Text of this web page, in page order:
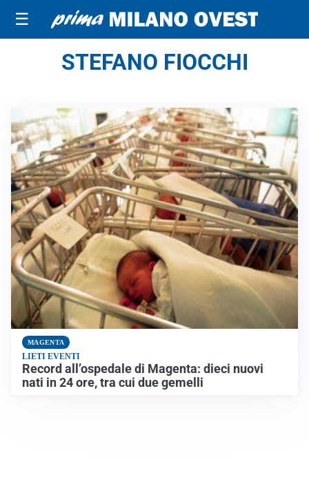
☰
STEFANO FIOCCHI
MAGENTA
LIETI EVENTI
Record all’ospedale di Magenta: dieci nuovi
nati in 24 ore, tra cui due gemelli